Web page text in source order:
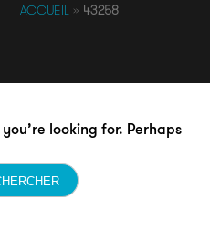
ACCUEIL » 43258
looking for. Perhaps